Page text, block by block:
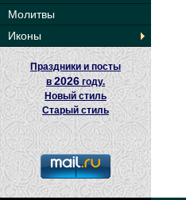
Молитвы
Иконы
Праздники и посты
в2026 году.
Новый стиль
Старый стиль